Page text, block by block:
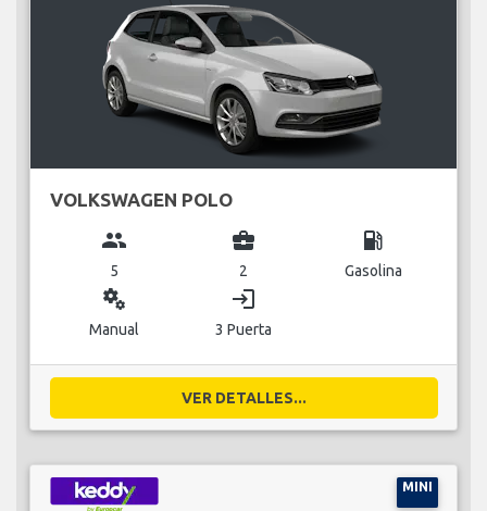
VOLKSWAGEN POLO
group
5
business_center
2
local_gas_station
Gasolina
miscellaneous_services
Manual
login
3 Puerta
VER DETALLES...
MINI